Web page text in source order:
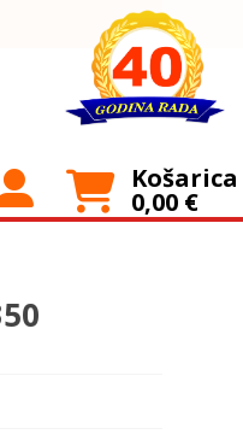
Košarica
0,00 €